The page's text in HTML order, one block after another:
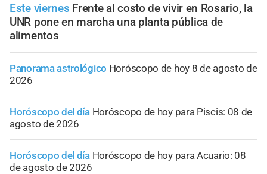
Este viernes Frente al costo de vivir en Rosario, la
UNR pone en marcha una planta pública de
alimentos
Panorama astrológico Horóscopo de hoy 8 de agosto de
2026
Horóscopo del día Horóscopo de hoy para Piscis: 08 de
agosto de 2026
Horóscopo del día Horóscopo de hoy para Acuario: 08
de agosto de 2026